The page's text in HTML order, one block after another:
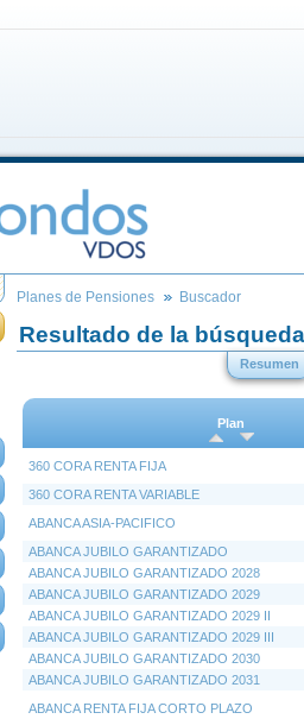
Planes de Pensiones Buscador
Resultado de la búsqueda
Resumen
Plan
360 CORA RENTA FIJA
360 CORA RENTA VARIABLE
ABANCA ASIA-PACIFICO
ABANCA JUBILO GARANTIZADO
ABANCA JUBILO GARANTIZADO 2028
ABANCA JUBILO GARANTIZADO 2029
ABANCA JUBILO GARANTIZADO 2029 II
ABANCA JUBILO GARANTIZADO 2029 III
ABANCA JUBILO GARANTIZADO 2030
ABANCA JUBILO GARANTIZADO 2031
ABANCA RENTA FIJA CORTO PLAZO